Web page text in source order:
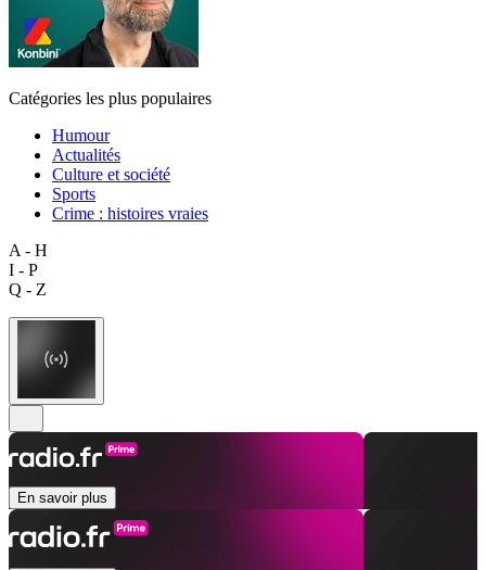
Catégories les plus populaires
Humour
Actualités
Culture et société
Sports
Crime : histoires vraies
A - H
I - P
Q - Z
En savoir plus